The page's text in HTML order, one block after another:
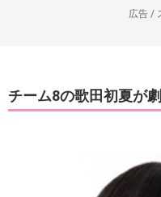
広告 /
チーム8の歌田初夏が